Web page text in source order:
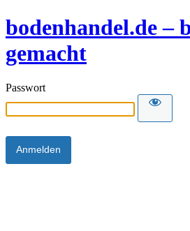
bodenhandel.de –
gemacht
Passwort